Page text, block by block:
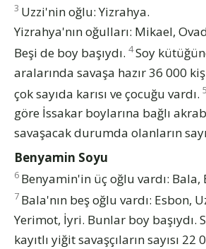
3 Uzzi'nin oğlu: Yizrahya.
Yizrahya'nın oğulları: Mikael,
Beşi de boy başıydı. 4Soy
aralarında savaşa hazır 36 000
çok sayıda karısı ve çocuğu vardı. 5
göre İssakar boylarına bağlı
savaşacak durumda olanların
Benyamin Soyu
6 Benyamin'in üç oğlu vardı: Bala,
7 Bala'nın beş oğlu vardı: Esbon,
Yerimot, İyri. Bunlar boy başıydı.
kayıtlı yiğit savaşçıların sayısı 22